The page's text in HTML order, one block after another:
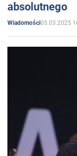
absolutnego
Wiadomości05.03.2025